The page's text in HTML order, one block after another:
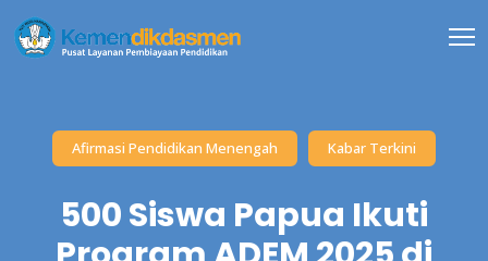
Skip
to
Afirmasi Pendidikan Menengah Kabar Terkini
500 Siswa Papua Ikuti